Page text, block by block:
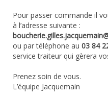
Pour passer commande il
à l’adresse suivante :
ou par téléphone au 03 84
service traiteur qui gèrera
Prenez soin de vous.
L’équipe Jacquemain